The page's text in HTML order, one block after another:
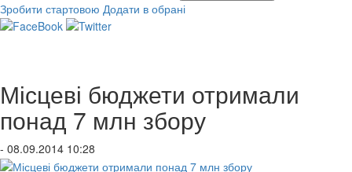
Зробити стартовою Додати в обрані
Місцеві бюджети отримали
понад 7 млн збору
- 08.09.2014 10:28